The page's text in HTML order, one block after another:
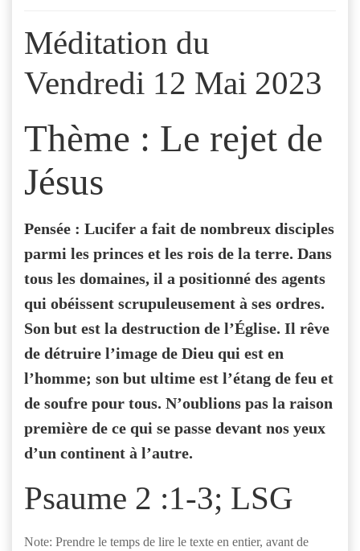
Méditation du
Vendredi 12 Mai 2023
Thème : Le rejet de
Jésus
Pensée : Lucifer a fait de nombreux disciples
parmi les princes et les rois de la terre. Dans
tous les domaines, il a positionné des agents
qui obéissent scrupuleusement à ses ordres.
Son but est la destruction de l’Église. Il rêve
de détruire l’image de Dieu qui est en
l’homme; son but ultime est l’étang de feu et
de soufre pour tous. N’oublions pas la raison
première de ce qui se passe devant nos yeux
d’un continent à l’autre.
Psaume 2 :1-3; LSG
Note: Prendre le temps de lire le texte en entier, avant de